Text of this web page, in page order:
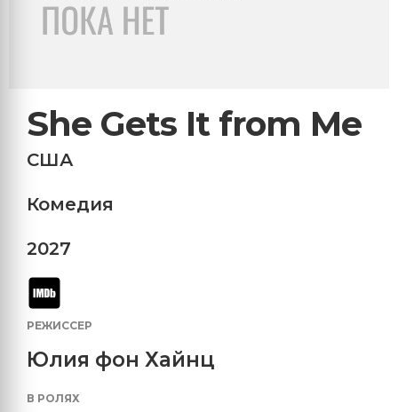
She Gets It from Me
США
Комедия
2027
РЕЖИССЕР
Юлия фон Хайнц
В РОЛЯХ